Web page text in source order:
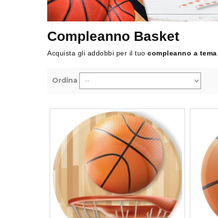
Compleanno
Compleanno
Ritmica
Compleanno
Compleanno Basket
Acquista gli addobbi per il tuo compleanno a
Ordina